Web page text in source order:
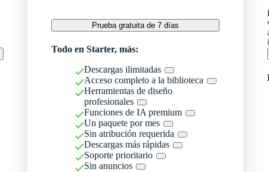
Prueba gratuita de 7 días
Todo en Starter, más:
Descargas ilimitadas
Acceso completo a la biblioteca
Herramientas de diseño
profesionales
Funciones de IA premium
Un paquete por mes
Sin atribución requerida
Descargas más rápidas
Soporte prioritario
Sin anuncios